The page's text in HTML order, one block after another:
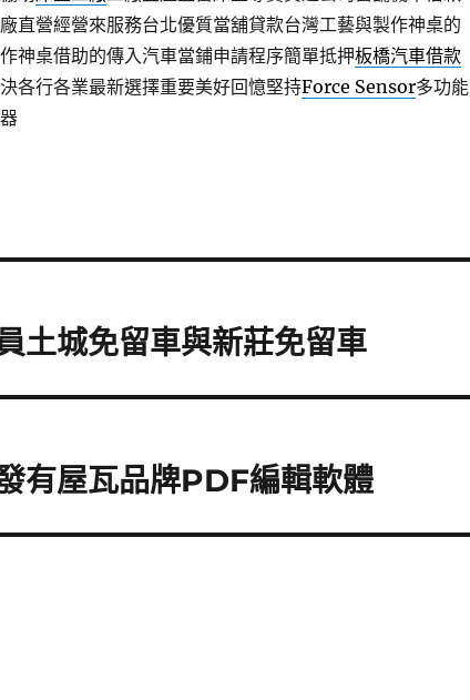
直營經營來服務台北優質當舖貸款台灣工藝與製作神桌的
神桌借助的傳入汽車當鋪申請程序簡單抵押板橋汽車借款
各行各業最新選擇重要美好回憶堅持Force Sensor多功能
土城免留車與新莊免留車
有屋瓦品牌PDF編輯軟體